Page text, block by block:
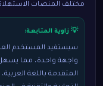
مختلف المنصات
💡 زاوية المتابعة:
سيستفيد المستخدم
واجهة واحدة، مما يسهل
المتقدمة باللغة